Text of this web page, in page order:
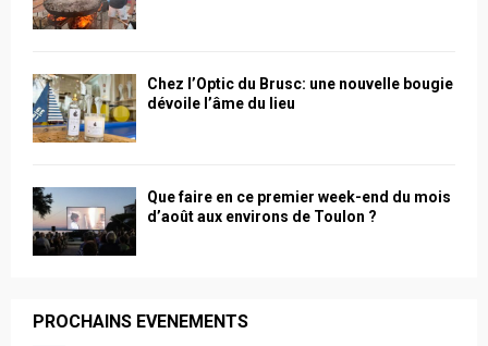
Chez l’Optic du Brusc: une nouvelle bougie
dévoile l’âme du lieu
Que faire en ce premier week-end du mois
d’août aux environs de Toulon ?
PROCHAINS EVENEMENTS